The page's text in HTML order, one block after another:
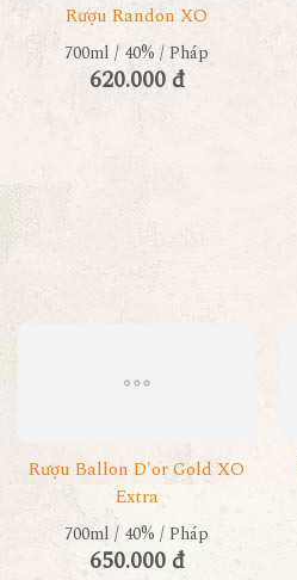
Rượu Randon XO
700ml / 40% / Pháp
620.000 đ
Rượu Ballon D'or Gold XO
Extra
700ml / 40% / Pháp
650.000 đ